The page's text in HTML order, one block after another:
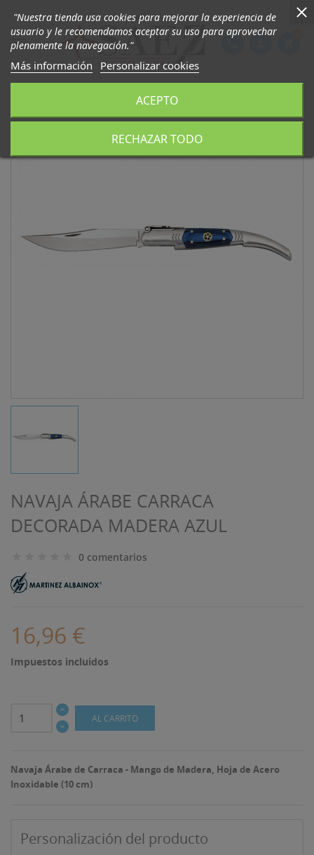

NAVAJA ÁRABE CARRACA
DECORADA MADERA AZUL
0 comentarios
16,96 €
Impuestos incluidos
AL CARRITO
Navaja Árabe de Carraca - Mango de Madera, Hoja de Acero
Inoxidable (10 cm)
Personalización del producto
"Nuestra tienda usa cookies para mejorar la experiencia de
usuario y le recomendamos aceptar su uso para aprovechar
plenamente la navegación."
Más información Personalizar cookies
RECHAZAR TODO
ACEPTO